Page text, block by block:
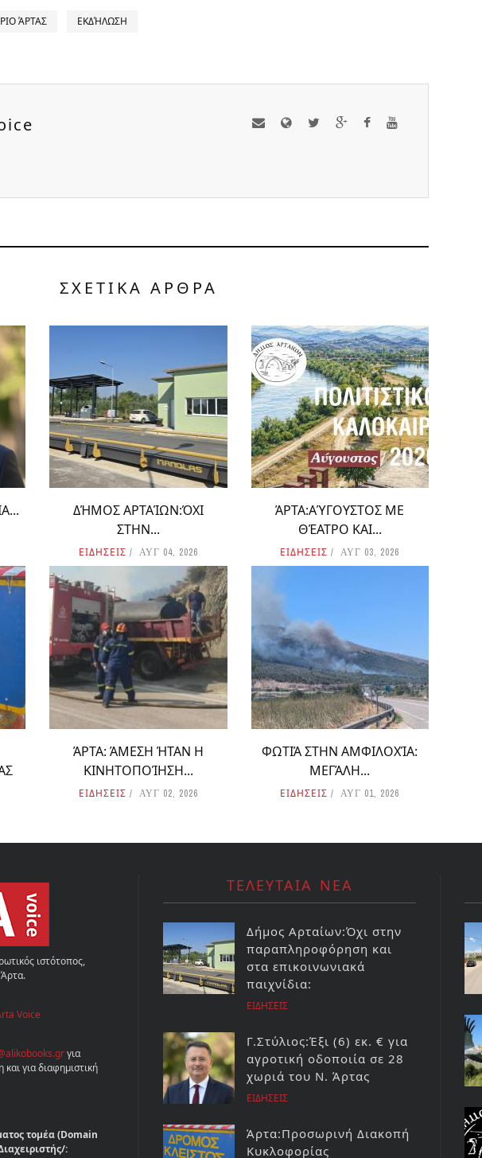
ΆΡΤΑΣ ΕΚΔΉΛΩΣΗ
ΣΧΕΤΙΚΑ ΑΡΘΡΑ
ΔΉΜΟΣ ΑΡΤΑΊΩΝ:ΌΧΙ
ΣΤΗΝ...
ΕΙΔΗΣΕΙΣ ΑΥΓ 04, 2026
ΆΡΤΑ:ΑΎΓΟΥΣΤΟΣ ΜΕ
ΘΈΑΤΡΟ ΚΑΙ...
ΕΙΔΗΣΕΙΣ ΑΥΓ 03, 2026
ΆΡΤΑ: ΆΜΕΣΗ ΉΤΑΝ Η
ΚΙΝΗΤΟΠΟΊΗΣΗ...
ΕΙΔΗΣΕΙΣ ΑΥΓ 02, 2026
ΦΩΤΙΆ ΣΤΗΝ ΑΜΦΙΛΟΧΊΑ:
ΜΕΓΆΛΗ...
ΕΙΔΗΣΕΙΣ ΑΥΓ 01, 2026
ιστότοπος,
Άρτα.
Voice
για
για διαφημιστική
τομέα (Domain
:
ΤΕΛΕΥΤΑΙΑ ΝΕΑ
Δήμος Αρταίων:Όχι στην
παραπληροφόρηση και
στα επικοινωνιακά
παιχνίδια:
ΕΙΔΗΣΕΙΣ
Γ.Στύλιος:Έξι (6) εκ. € για
αγροτική οδοποιία σε 28
χωριά του Ν. Άρτας
ΕΙΔΗΣΕΙΣ
Άρτα:Προσωρινή Διακοπή
Κυκλοφορίας